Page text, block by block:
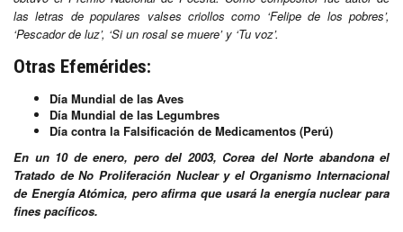
las letras de populares valses criollos como ‘Felipe de los pobres’,
‘Pescador de luz’, ‘Si un rosal se muere’ y ‘Tu voz’.
Otras Efemérides:
Día Mundial de las Aves
Día Mundial de las Legumbres
Día contra la Falsificación de Medicamentos (Perú)
En un 10 de enero, pero del 2003, Corea del Norte abandona el
Tratado de No Proliferación Nuclear y el Organismo Internacional
de Energía Atómica, pero afirma que usará la energía nuclear para
fines pacíficos.